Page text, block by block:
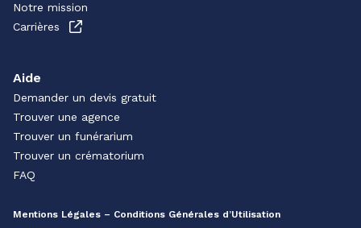
Notre mission
Carrières
Aide
Demander un devis gratuit
Trouver une agence
Trouver un funérarium
Trouver un crématorium
FAQ
Mentions Légales – Conditions Générales d’Utilisation